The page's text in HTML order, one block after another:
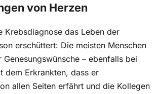
von Herzen
Krebsdiagnose das Leben der
erschüttert: Die meisten Menschen
– ebenfalls bei
dem Erkrankten, dass er
allen Seiten erfährt und die Kollegen